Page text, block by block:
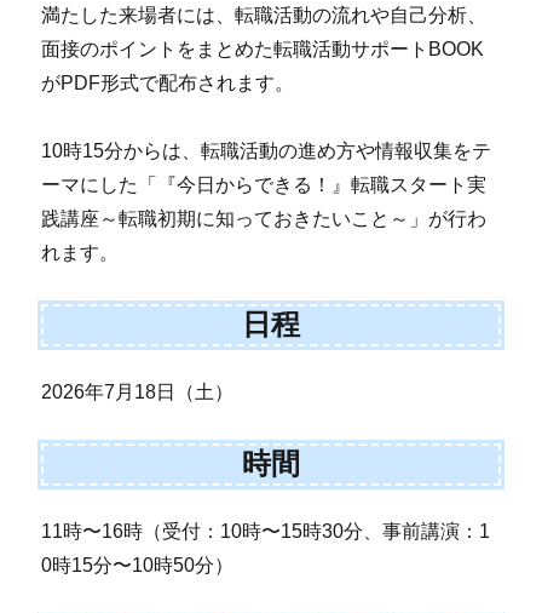
満たした来場者には、転職活動の流れや自己分析、
面接のポイントをまとめた転職活動サポートBOOK
がPDF形式で配布されます。
10時15分からは、転職活動の進め方や情報収集をテ
ーマにした「『今日からできる！』転職スタート実
践講座～転職初期に知っておきたいこと～」が行わ
れます。
日程
2026年7月18日（土）
時間
11時〜16時（受付：10時〜15時30分、事前講演：1
0時15分〜10時50分）